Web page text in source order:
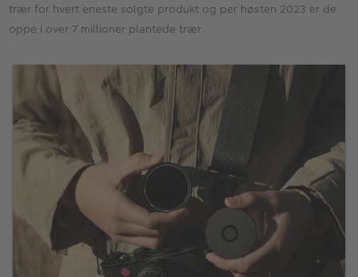
Fotokurs
Butikkoversikt
trær for hvert eneste solgte produkt og per høsten 2023 er de
oppe i over 7 millioner plantede trær.